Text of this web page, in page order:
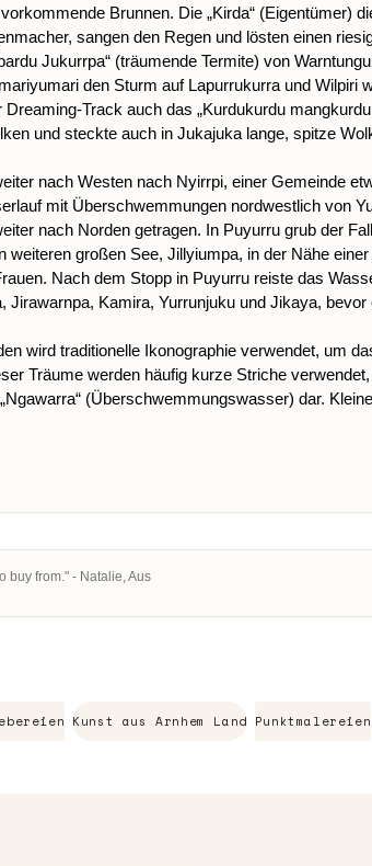
Brunnen. Die „Kirda“ (Eigentümer)
sangen den Regen und lösten einen
Jukurrpa“ (träumende Termite) von
den Sturm auf Lapurrukurra und
Dreaming-Track auch das „Kurdukurdu
und steckte auch in Jukajuka lange, spitze
nach Westen nach Nyirrpi, einer Gemeinde
mit Überschwemmungen nordwestlich von
nach Norden getragen. In Puyurru grub der
großen See, Jillyiumpa, in der Nähe
Nach dem Stopp in Puyurru reiste das
Jirawarnpa, Kamira, Yurrunjuku und Jikaya,
wird traditionelle Ikonographie verwendet, um
Träume werden häufig kurze Striche
(Überschwemmungswasser) dar.
buy from." - Natalie, Aus
Kunst aus Arnhem Land Punktmalereien